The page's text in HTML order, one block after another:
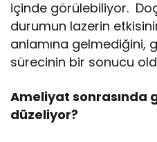
içinde görülebiliyor.
durumun lazerin
anlamına gelmediğini,
sürecinin bir sonucu
Ameliyat sonrasında
düzeliyor?